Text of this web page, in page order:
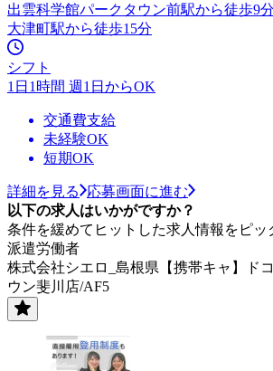
出雲科学館パークタウン前駅から徒歩9分
大津町駅から徒歩15分
シフト
1日1時間 週1日からOK
交通費支給
未経験OK
短期OK
詳細を見る
応募画面に進む
以下の求人はいかがですか？
条件を緩めてヒットした求人情報をピッ
派遣労働者
株式会社シエロ_島根県【携帯キャ】ド
ウン斐川店/AF5